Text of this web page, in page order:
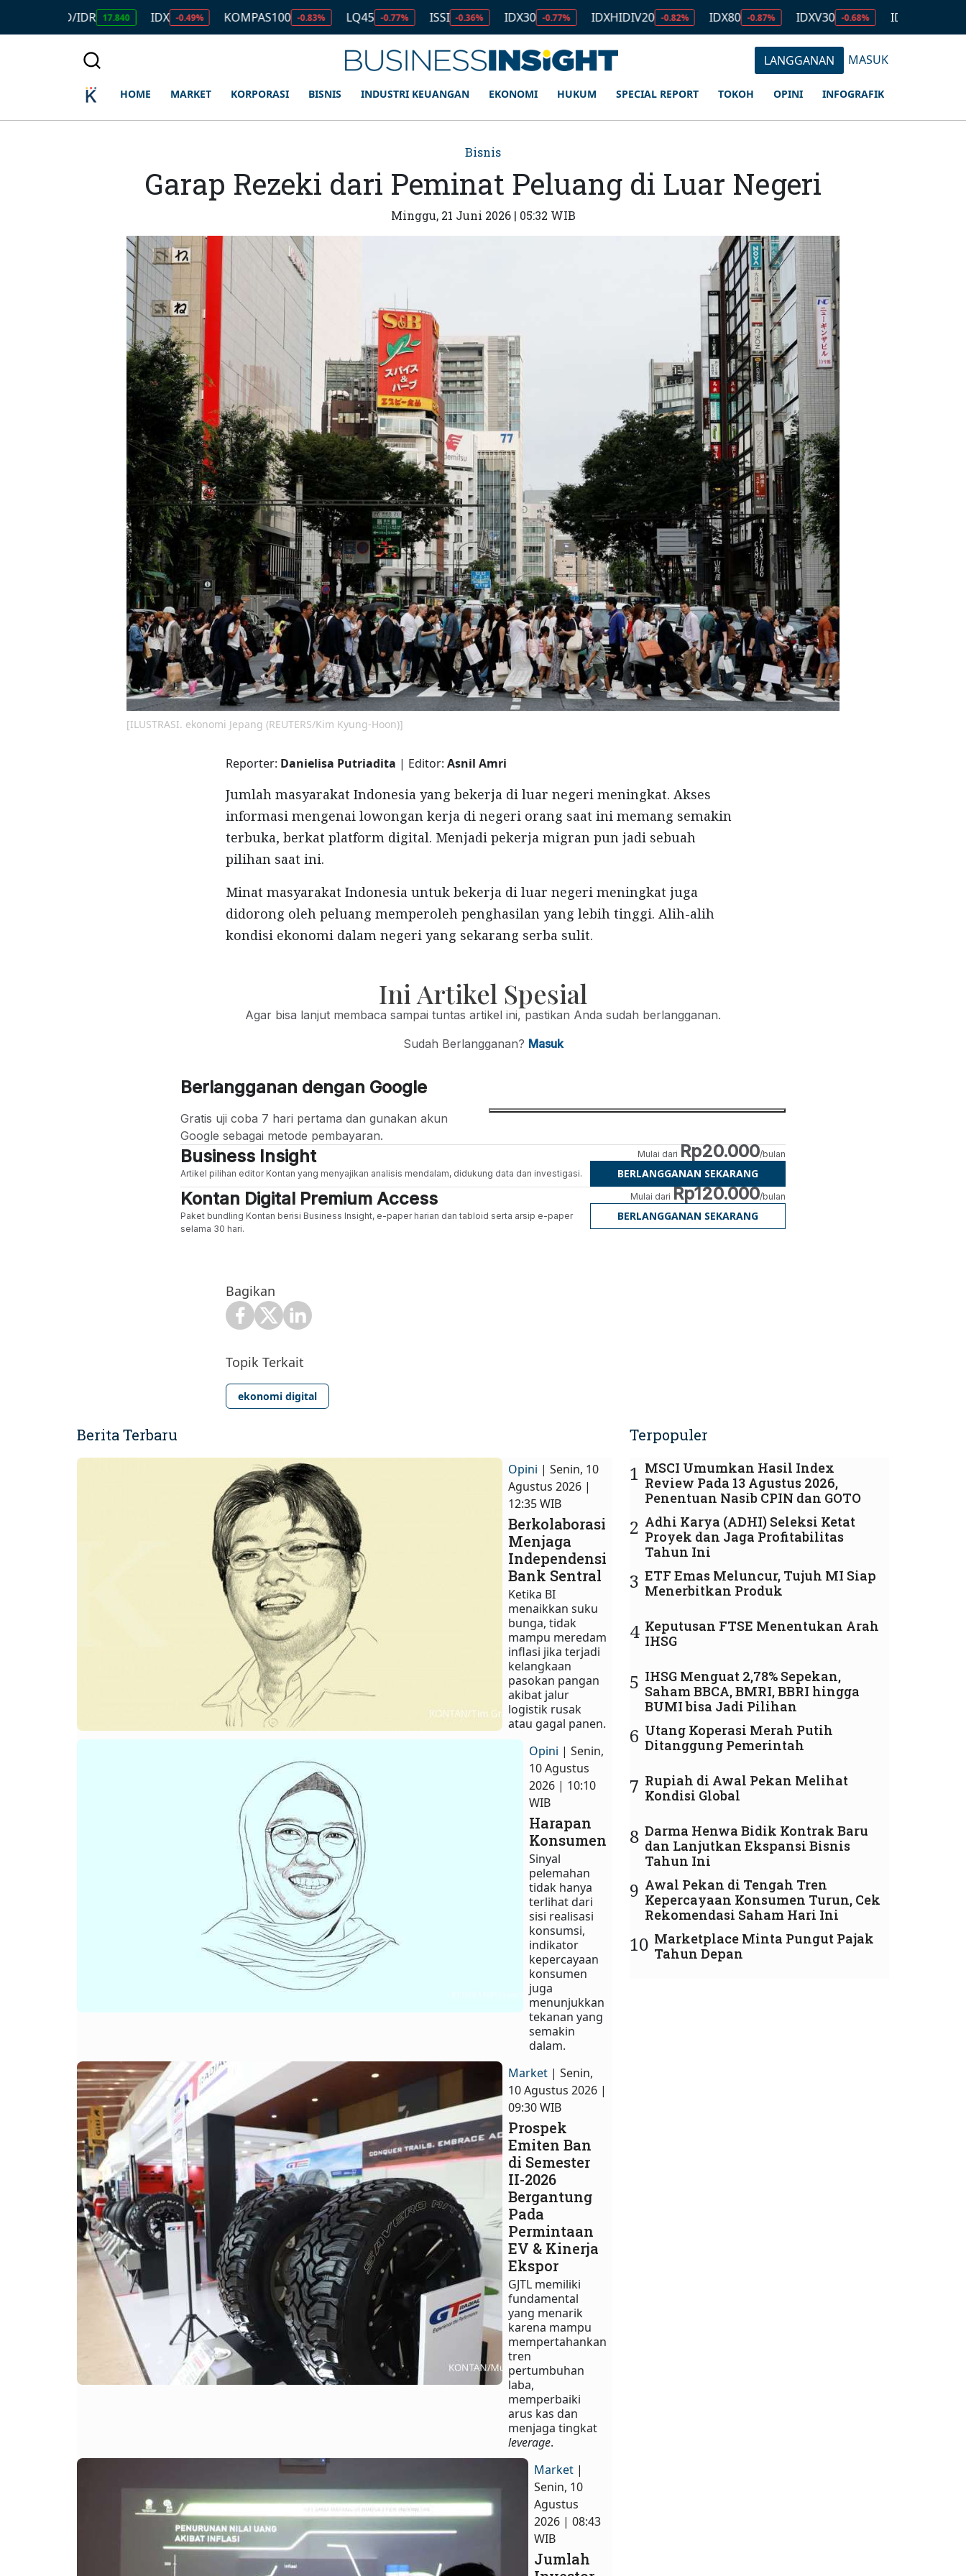
17.840 IDX -0.49% KOMPAS100 -0.83% LQ45 -0.77% ISSI -0.36% IDX30 -0.77% IDXHIDIV20 -0.82% IDX80 -0.87% IDXV30 -0.68% IDXQ30 -0.93%
LANGGANAN MASUK
HOME MARKET KORPORASI BISNIS INDUSTRI KEUANGAN EKONOMI HUKUM SPECIAL REPORT TOKOH OPINI INFOGRAFIK
Bisnis
Garap Rezeki dari Peminat Peluang di Luar Negeri
Minggu, 21 Juni 2026 | 05:32 WIB
[ILUSTRASI. ekonomi Jepang (REUTERS/Kim Kyung-Hoon)]
Reporter: Danielisa Putriadita | Editor: Asnil Amri
Jumlah masyarakat Indonesia yang bekerja di luar negeri meningkat. Akses
informasi mengenai lowongan kerja di negeri orang saat ini memang semakin
terbuka, berkat platform digital. Menjadi pekerja migran pun jadi sebuah
pilihan saat ini.
Minat masyarakat Indonesia untuk bekerja di luar negeri meningkat juga
didorong oleh peluang memperoleh penghasilan yang lebih tinggi. Alih-alih
kondisi ekonomi dalam negeri yang sekarang serba sulit.
Ini Artikel Spesial
Agar bisa lanjut membaca sampai tuntas artikel ini, pastikan Anda sudah berlangganan.
Sudah Berlangganan? Masuk
Berlangganan dengan Google
Gratis uji coba 7 hari pertama dan gunakan akun
Google sebagai metode pembayaran.
Business Insight
Artikel pilihan editor Kontan yang menyajikan analisis mendalam, didukung data dan investigasi.
Mulai dari Rp20.000/bulan
BERLANGGANAN SEKARANG
Kontan Digital Premium Access
Paket bundling Kontan berisi Business Insight, e-paper harian dan tabloid serta arsip e-paper
selama 30 hari.
Mulai dari Rp120.000/bulan
BERLANGGANAN SEKARANG
Bagikan
Topik Terkait
ekonomi digital
Berita Terbaru
Opini | Senin, 10
Agustus 2026 |
12:35 WIB
Berkolaborasi
Menjaga
Independensi
Bank Sentral
Ketika BI
menaikkan suku
bunga, tidak
mampu meredam
inflasi jika terjadi
kelangkaan
pasokan pangan
akibat jalur
logistik rusak
atau gagal panen.
Opini | Senin,
10 Agustus
2026 | 10:10
WIB
Harapan
Konsumen
Sinyal
pelemahan
tidak hanya
terlihat dari
sisi realisasi
konsumsi,
indikator
kepercayaan
konsumen
juga
menunjukkan
tekanan yang
semakin
dalam.
Market | Senin,
10 Agustus 2026 |
09:30 WIB
Prospek
Emiten Ban
di Semester
II-2026
Bergantung
Pada
Permintaan
EV & Kinerja
Ekspor
GJTL memiliki
fundamental
yang menarik
karena mampu
mempertahankan
tren
pertumbuhan
laba,
memperbaiki
arus kas dan
menjaga tingkat
leverage.
Market |
Senin, 10
Agustus
2026 | 08:43
WIB
Jumlah
Terpopuler
1 MSCI Umumkan Hasil Index
Review Pada 13 Agustus 2026,
Penentuan Nasib CPIN dan GOTO
2 Adhi Karya (ADHI) Seleksi Ketat
Proyek dan Jaga Profitabilitas
Tahun Ini
3 ETF Emas Meluncur, Tujuh MI Siap
Menerbitkan Produk
4 Keputusan FTSE Menentukan Arah
IHSG
5 IHSG Menguat 2,78% Sepekan,
Saham BBCA, BMRI, BBRI hingga
BUMI bisa Jadi Pilihan
6 Utang Koperasi Merah Putih
Ditanggung Pemerintah
7 Rupiah di Awal Pekan Melihat
Kondisi Global
8 Darma Henwa Bidik Kontrak Baru
dan Lanjutkan Ekspansi Bisnis
Tahun Ini
9 Awal Pekan di Tengah Tren
Kepercayaan Konsumen Turun, Cek
Rekomendasi Saham Hari Ini
10 Marketplace Minta Pungut Pajak
Tahun Depan